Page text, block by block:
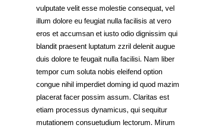
vulputate velit esse molestie consequat, vel
illum dolore eu feugiat nulla facilisis at vero
eros et accumsan et iusto odio dignissim qui
blandit praesent luptatum zzril delenit augue
duis dolore te feugait nulla facilisi. Nam liber
tempor cum soluta nobis eleifend option
congue nihil imperdiet doming id quod mazim
placerat facer possim assum. Claritas est
etiam processus dynamicus, qui sequitur
mutationem consuetudium lectorum. Mirum